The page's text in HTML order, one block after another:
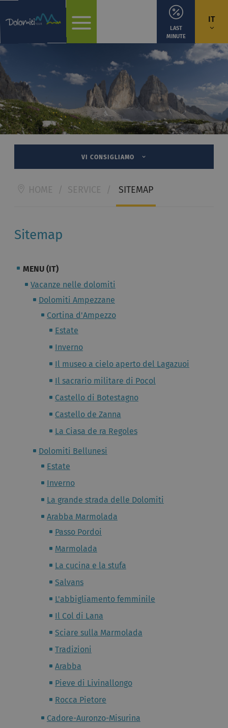
IT
LAST
MINUTE
VI CONSIGLIAMO
HOME / SERVICE / SITEMAP
Sitemap
MENU (IT)
Vacanze nelle dolomiti
Dolomiti Ampezzane
Cortina d'Ampezzo
Estate
Inverno
Il museo a cielo aperto del Lagazuoi
Il sacrario militare di Pocol
Castello di Botestagno
Castello de Zanna
La Ciasa de ra Regoles
Dolomiti Bellunesi
Estate
Inverno
La grande strada delle Dolomiti
Arabba Marmolada
Passo Pordoi
Marmolada
La cucina e la stufa
Salvans
L'abbigliamento femminile
Il Col di Lana
Sciare sulla Marmolada
Tradizioni
Arabba
Pieve di Livinallongo
Rocca Pietore
Cadore-Auronzo-Misurina